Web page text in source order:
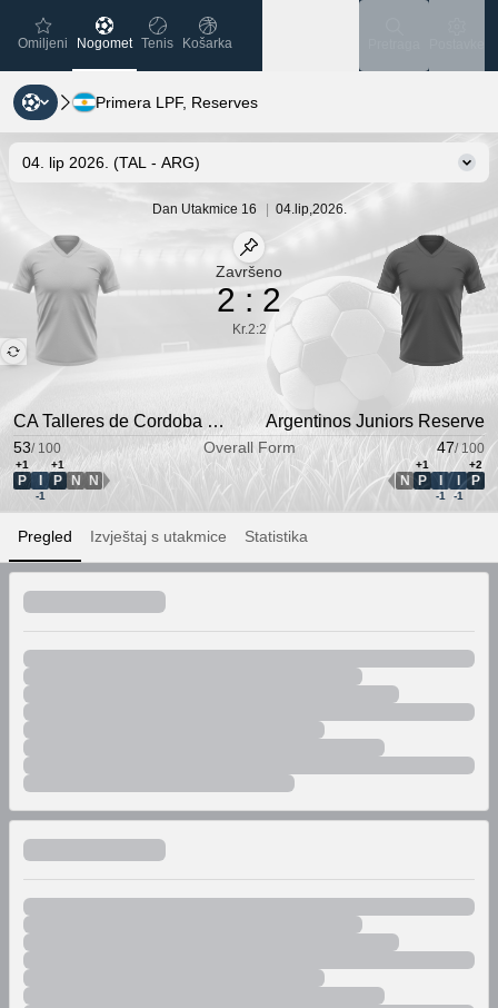
favorites
Omiljeni Nogomet
Nogomet Tenis
Tenis Košarka
Košarka
Hokej na ledu
Hokej na ledu Bejzbol
Bejzbol
Rukomet Odbojka
Odbojka
Primera LPF, Reserves
04. lip 2026. (TAL - ARG)
Dan Utakmice 16 04.lip,2026.
CA Talleres de Cordoba Reserve Argentinos Juniors Reserve
Prikvačena utakmica
Završeno
2 : 2
Kr.2:2
53/ 100 Overall Form 47/ 100
+1
P
-1
+1
P N N
PNI smjer
+2
P
-1
-1
+1
P
N
PNI smjer
Pregled Izvještaj s utakmice Statistika